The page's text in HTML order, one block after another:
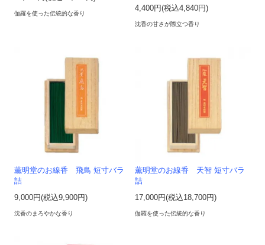
伽羅を使った伝統的な香り
4,400円(税込4,840円)
沈香の甘さが際立つ香り
薫明堂のお線香 飛鳥 短寸バラ
詰
9,000円(税込9,900円)
沈香のまろやかな香り
薫明堂のお線香 天智 短寸バラ
詰
17,000円(税込18,700円)
伽羅を使った伝統的な香り